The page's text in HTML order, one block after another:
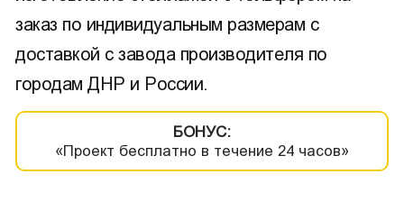
заказ по индивидуальным размерам с
доставкой с завода производителя по
городам ДНР и России.
БОНУС:
«Проект бесплатно в течение 24 часов»